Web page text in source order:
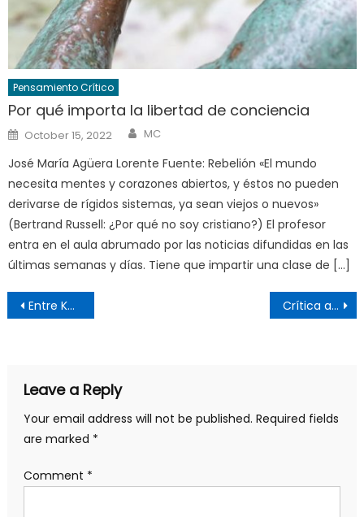
Pensamiento Crítico
Por qué importa la libertad de conciencia
Posted
on
October 15, 2022 Author
MC
José María Agüera Lorente Fuente: Rebelión «El mundo
necesita mentes y corazones abiertos, y éstos no pueden
derivarse de rígidos sistemas, ya sean viejos o nuevos»
(Bertrand Russell: ¿Por qué no soy cristiano?) El profesor
entra en el aula abrumado por las noticias difundidas en las
últimas semanas y días. Tiene que impartir una clase de […]
Post
navigation
Entre Kast o Boric, ultradrecha o centroizquierda Crítica a la crítica del negacionismo climático
Leave a Reply
Your email address will not be published. Required fields
are marked *
Comment *